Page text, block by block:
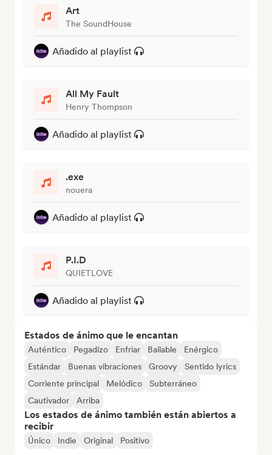
Art
The SoundHouse
Añadido al playlist
All My Fault
Henry Thompson
Añadido al playlist
.exe
nouera
Añadido al playlist
P.I.D
QUIETLOVE
Añadido al playlist
Estados de ánimo que le encantan
Auténtico Pegadizo Enfriar Bailable
Enérgico
Estándar
Buenas vibraciones Groovy
Sentido lyrics
Corriente principal
Melódico
Subterráneo
Cautivador
Arriba
Los estados de ánimo también están abiertos a
recibir
Único Indie Original Positivo